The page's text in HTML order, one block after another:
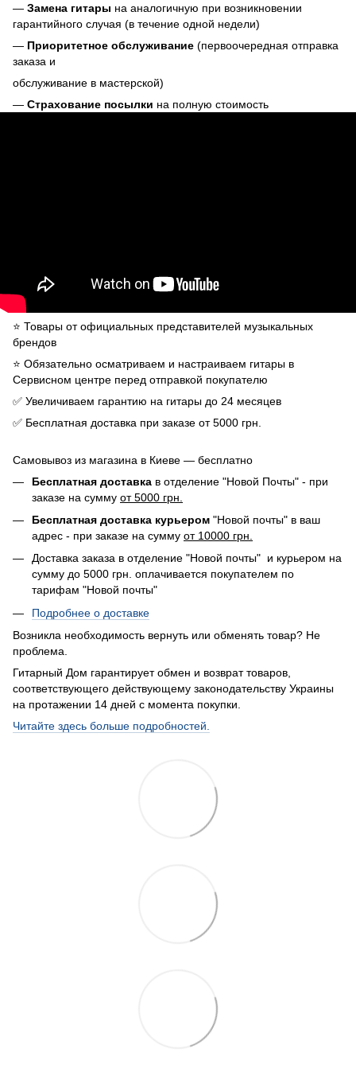
— Замена гитары на аналогичную при возникновении
гарантийного случая (в течение одной недели)
— Приоритетное обслуживание (первоочередная отправка
заказа и
обслуживание в мастерской)
— Страхование посылки на полную стоимость
⭐️ Товары от официальных представителей музыкальных
брендов
⭐️ Обязательно осматриваем и настраиваем гитары в
Сервисном центре перед отправкой покупателю
✅ Увеличиваем гарантию на гитары до 24 месяцев
✅ Бесплатная доставка при заказе от 5000 грн.
Самовывоз из магазина в Киеве — бесплатно
Бесплатная доставка в отделение "Новой Почты" - при
заказе на сумму от 5000 грн.
Бесплатная доставка курьером "Новой почты" в ваш
адрес - при заказе на сумму от 10000 грн.
Доставка заказа в отделение "Новой почты" и курьером на
сумму до 5000 грн. оплачивается покупателем по
тарифам "Новой почты"
Подробнее о доставке
Возникла необходимость вернуть или обменять товар? Не
проблема.
Гитарный Дом гарантирует обмен и возврат товаров,
соответствующего действующему законодательству Украины
на протажении 14 дней с момента покупки.
Читайте здесь больше подробностей.